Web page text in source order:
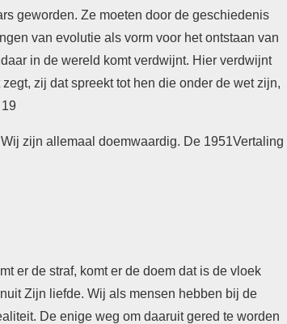
geworden. Ze moeten door de geschiedenis
van evolutie als vorm voor het ontstaan van
in de wereld komt verdwijnt. Hier verdwijnt
zij dat spreekt tot hen die onder de wet zijn,
zijn allemaal doemwaardig. De 1951Vertaling
er de straf, komt er de doem dat is de vloek
Zijn liefde. Wij als mensen hebben bij de
De enige weg om daaruit gered te worden